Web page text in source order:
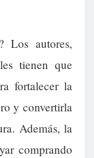
Los autores,
tienen que
fortalecer la
y convertirla
Además, la
comprando